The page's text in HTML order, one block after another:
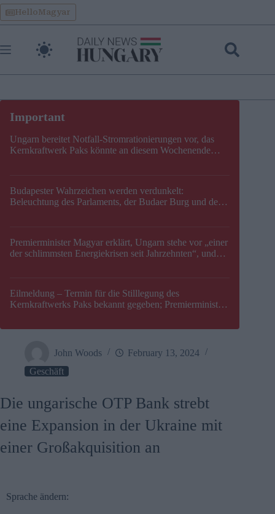
Skip
to
content
HelloMagyar
Ungarn bereitet Notfall-Stromrationierungen vor, das
Kernkraftwerk Paks könnte an diesem Wochenende
Budapester Wahrzeichen werden verdunkelt:
Beleuchtung des Parlaments, der Budaer Burg und der
Premierminister Magyar erklärt, Ungarn stehe vor „einer
der schlimmsten Energiekrisen seit Jahrzehnten“, und
Eilmeldung – Termin für die Stilllegung des
Kernkraftwerks Paks bekannt gegeben; Premierminister
John Woods
February 13, 2024
Geschäft
Die ungarische OTP Bank strebt
eine Expansion in der Ukraine mit
einer Großakquisition an
Sprache ändern: